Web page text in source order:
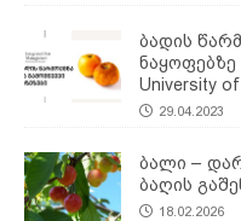
ბადის
ნაყოფებზე
University
29.04.2023
ბალი –
ბაღის
18.02.2026